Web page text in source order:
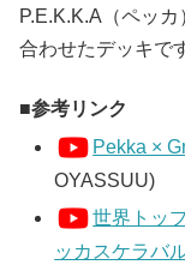
P.E.K.K.A（ペッ
合わせたデッキで
参考リンク
Pekka ×
OYASSUU)
世界トッ
ッカスケラバ